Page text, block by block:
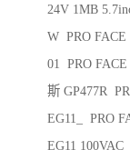
24V 1MB
W PRO FACE
01 PRO
斯 GP477R
EG11_ PRO
EG11